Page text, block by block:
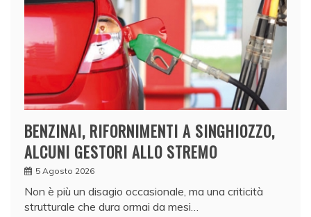
BENZINAI, RIFORNIMENTI A SINGHIOZZO,
ALCUNI GESTORI ALLO STREMO
5 Agosto 2026
Non è più un disagio occasionale, ma una criticità
strutturale che dura ormai da mesi…